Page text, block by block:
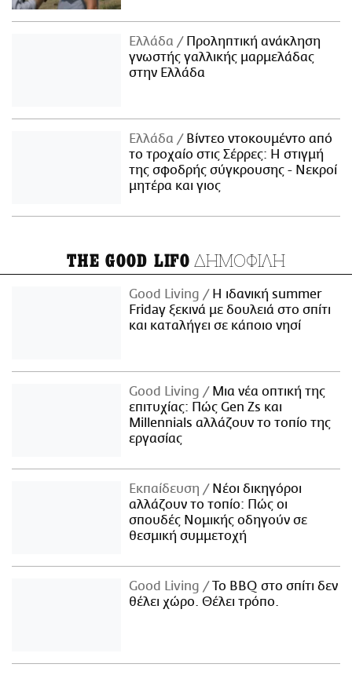
Ελλάδα
Προληπτική ανάκληση
γνωστής γαλλικής μαρμελάδας
στην Ελλάδα
Ελλάδα
Βίντεο ντοκουμέντο από
το τροχαίο στις Σέρρες: Η στιγμή
της σφοδρής σύγκρουσης - Νεκροί
μητέρα και γιος
THE GOOD LIFO ΔΗΜΟΦΙΛΗ
Good Living
Η ιδανική summer
Friday ξεκινά με δουλειά στο σπίτι
και καταλήγει σε κάποιο νησί
Good Living
Μια νέα οπτική της
επιτυχίας: Πώς Gen Zs και
Millennials αλλάζουν το τοπίο της
εργασίας
Εκπαίδευση
Νέοι δικηγόροι
αλλάζουν το τοπίο: Πώς οι
σπουδές Νομικής οδηγούν σε
θεσμική συμμετοχή
Good Living
Το BBQ στο σπίτι δεν
θέλει χώρο. Θέλει τρόπο.